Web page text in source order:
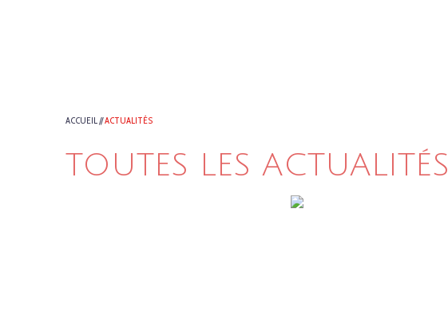
ACCUEIL//ACTUALITÉS
TOUTES LES ACTUALITÉS